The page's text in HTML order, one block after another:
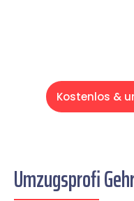
Kostenlos &
Umzugsprofi